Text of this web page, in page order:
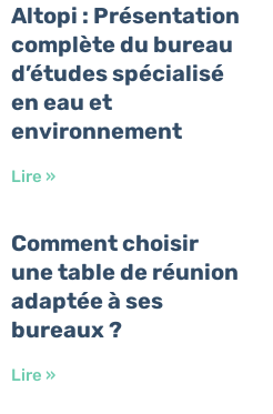
Altopi : Présentation
complète du bureau
d’études spécialisé
en eau et
environnement
Lire »
Comment choisir
une table de réunion
adaptée à ses
bureaux ?
Lire »